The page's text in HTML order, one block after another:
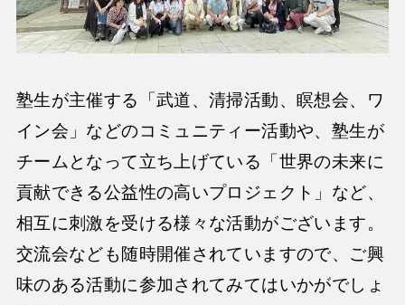
塾生が主催する「武道、清掃活動、瞑想会、ワ
イン会」などのコミュニティー活動や、塾生が
チームとなって立ち上げている「世界の未来に
貢献できる公益性の高いプロジェクト」など、
相互に刺激を受ける様々な活動がございます。
交流会なども随時開催されていますので、ご興
味のある活動に参加されてみてはいかがでしょ